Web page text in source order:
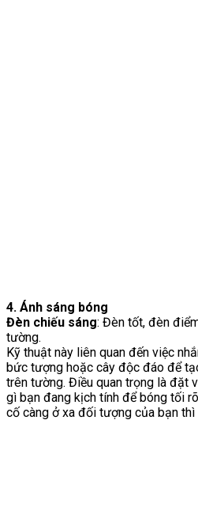
4. Ánh sáng bóng
Đèn chiếu sáng: Đèn tốt, đèn
tường.
Kỹ thuật này liên quan đến việc
bức tượng hoặc cây độc đáo để
trên tường. Điều quan trọng là đặt
gì bạn đang kịch tính để bóng tối
cố càng ở xa đối tượng của bạn